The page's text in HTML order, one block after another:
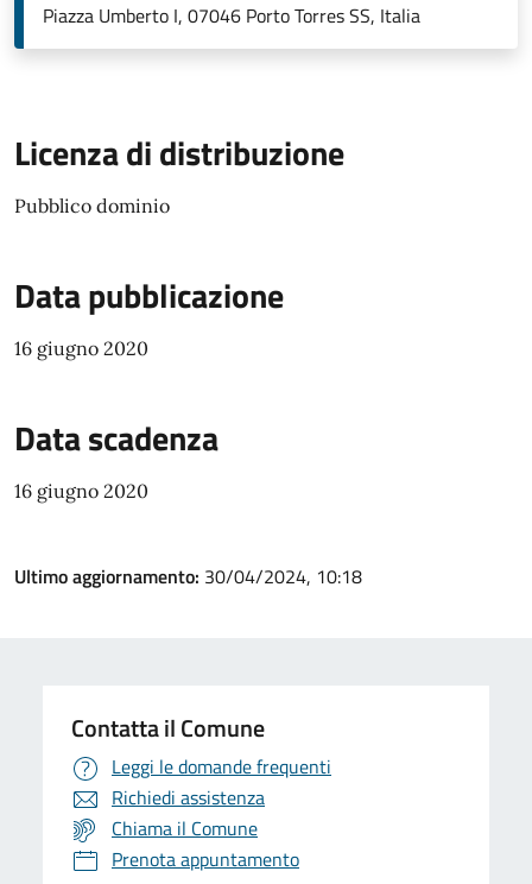
Piazza Umberto I, 07046 Porto Torres SS, Italia
Licenza di distribuzione
Pubblico dominio
Data pubblicazione
16 giugno 2020
Data scadenza
16 giugno 2020
Ultimo aggiornamento: 30/04/2024, 10:18
Contatta il Comune
Leggi le domande frequenti
Richiedi assistenza
Chiama il Comune
Prenota appuntamento